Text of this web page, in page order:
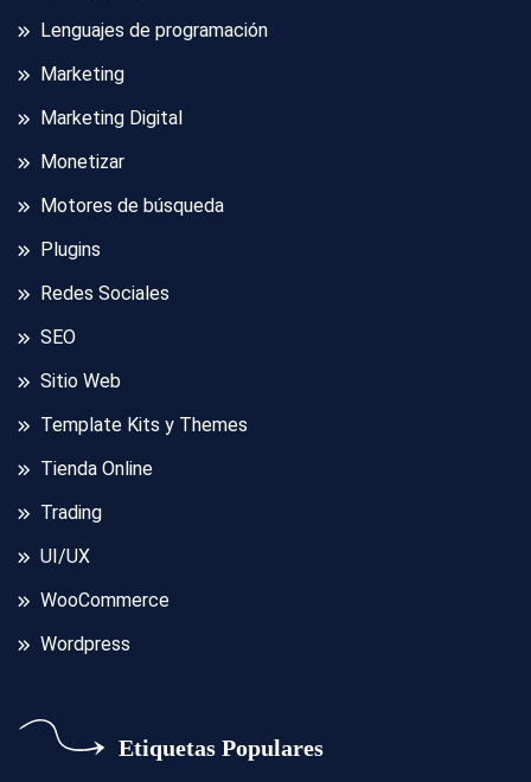
Lenguajes de programación
Marketing
Marketing Digital
Monetizar
Motores de búsqueda
Plugins
Redes Sociales
SEO
Sitio Web
Template Kits y Themes
Tienda Online
Trading
UI/UX
WooCommerce
Wordpress
Etiquetas Populares